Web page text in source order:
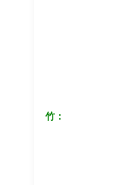
竹：